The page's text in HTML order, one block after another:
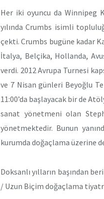
Her iki oyuncu da Winnipeg
yılında Crumbs isimli
çekti. Crumbs bugüne kadar
İtalya, Belçika, Hol­landa,
verdi. 2012 Avrupa Turnesi
ve 7 Nisan günleri Beyoğlu
11:00’da başlayacak bir de
sanat yönetmeni olan
yönetmektedir. Bunun
kurumda doğaçlama üzerine
Doksanlı yılların başından
/ Uzun Biçim doğaçlama